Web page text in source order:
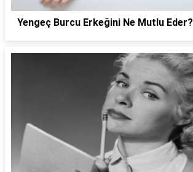
Yengeç Burcu Erkeğini Ne Mutlu Eder?